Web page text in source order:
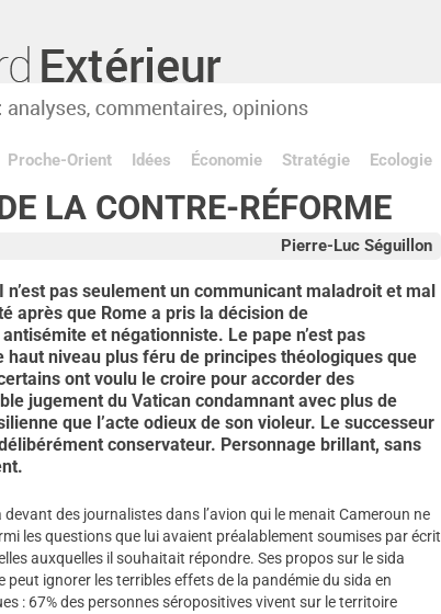
Proche-Orient Idées Économie Stratégie Ecologie
LA CONTRE-RÉFORME
Pierre-Luc Séguillon
n’est pas seulement un communicant maladroit et mal
après que Rome a pris la décision de
et négationniste. Le pape n’est pas
niveau plus féru de principes théologiques que
ont voulu le croire pour accorder des
jugement du Vatican condamnant avec plus de
que l’acte odieux de son violeur. Le successeur
conservateur. Personnage brillant, sans
des journalistes dans l’avion qui le menait Cameroun ne
les questions que lui avaient préalablement soumises par écrit
auxquelles il souhaitait répondre. Ses propos sur le sida
peut ignorer les terribles effets de la pandémie du sida en
: 67% des personnes séropositives vivent sur le territoire